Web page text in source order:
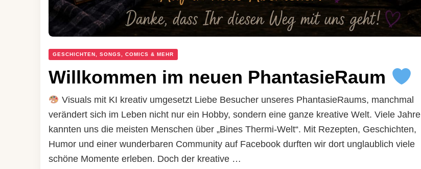
GESCHICHTEN, SONGS, COMICS & MEHR
Willkommen im neuen PhantasieRaum
Visuals mit KI kreativ umgesetzt Liebe Besucher unseres PhantasieRaums, manchmal
verändert sich im Leben nicht nur ein Hobby, sondern eine ganze kreative Welt. Viele Jahre
kannten uns die meisten Menschen über „Bines Thermi-Welt“. Mit Rezepten, Geschichten,
Humor und einer wunderbaren Community auf Facebook durften wir dort unglaublich viele
schöne Momente erleben. Doch der kreative …